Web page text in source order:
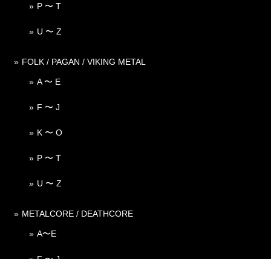
P 〜 T
U 〜 Z
FOLK / PAGAN / VIKING METAL
A 〜 E
F 〜 J
K 〜 O
P 〜 T
U 〜 Z
METALCORE / DEATHCORE
A〜E